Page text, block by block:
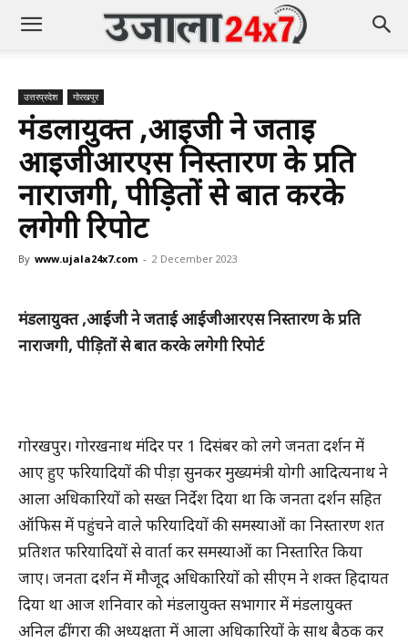
उत्तरप्रदेश गोरखपुर
मंडलायुक्त ,आईजी ने जताई
आईजीआरएस निस्तारण के प्रति
नाराजगी, पीड़ितों से बात करके
लगेगी रिपोर्ट
By www.ujala24x7.com - 2 December 2023
मंडलायुक्त ,आईजी ने जताई आईजीआरएस निस्तारण के प्रति
नाराजगी, पीड़ितों से बात करके लगेगी रिपोर्ट
गोरखपुर। गोरखनाथ मंदिर पर 1 दिसंबर को लगे जनता दर्शन में
आए हुए फरियादियों की पीड़ा सुनकर मुख्यमंत्री योगी आदित्यनाथ ने
आला अधिकारियों को सख्त निर्देश दिया था कि जनता दर्शन सहित
ऑफिस में पहुंचने वाले फरियादियों की समस्याओं का निस्तारण शत
प्रतिशत फरियादियों से वार्ता कर समस्याओं का निस्तारित किया
जाए। जनता दर्शन में मौजूद अधिकारियों को सीएम ने शक्त हिदायत
दिया था आज शनिवार को मंडलायुक्त सभागार में मंडलायुक्त
अनिल ढींगरा की अध्यक्षता में आला अधिकारियों के साथ बैठक कर